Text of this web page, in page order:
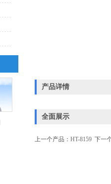
产品详情
全面展示
上一个产品： HT-8159 下一